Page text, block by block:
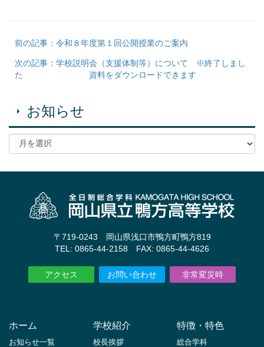
前の記事：令和８年度第１回公開授業のご案内
次の記事：学校説明会（支援体制等）について ※終了しまし
た 資料をダウンロードできます
お知らせ
〒719-0243 岡山県浅口市鴨方町鴨方819
TEL: 0865-44-2158 FAX: 0865-44-4626
アクセス お問い合わせ 非常変災時
ホーム
お知らせ一覧
学校紹介
校長挨拶
特徴・特色
総合学科